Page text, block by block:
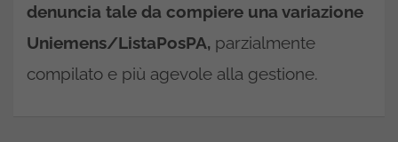
denuncia tale da compiere una variazione
Uniemens/ListaPosPA, parzialmente
compilato e più agevole alla gestione.